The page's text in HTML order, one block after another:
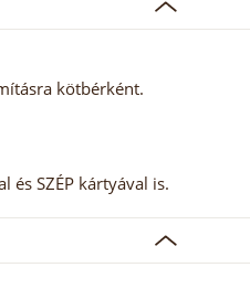
kötbérként.
és SZÉP kártyával is.